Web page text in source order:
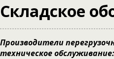
Складское
Производители
техническое обслуживание: